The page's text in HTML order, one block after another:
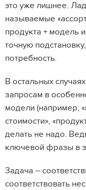
это уже лишнее.
называемые
продукта + модель
точную
потребность.
В остальных
запросам в
модели (например,
стоимости»,
делать не надо.
ключевой фразы в
Задача –
соответствовать